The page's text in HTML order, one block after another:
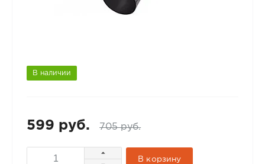
В наличии
599 руб. 705 руб.
В корзину